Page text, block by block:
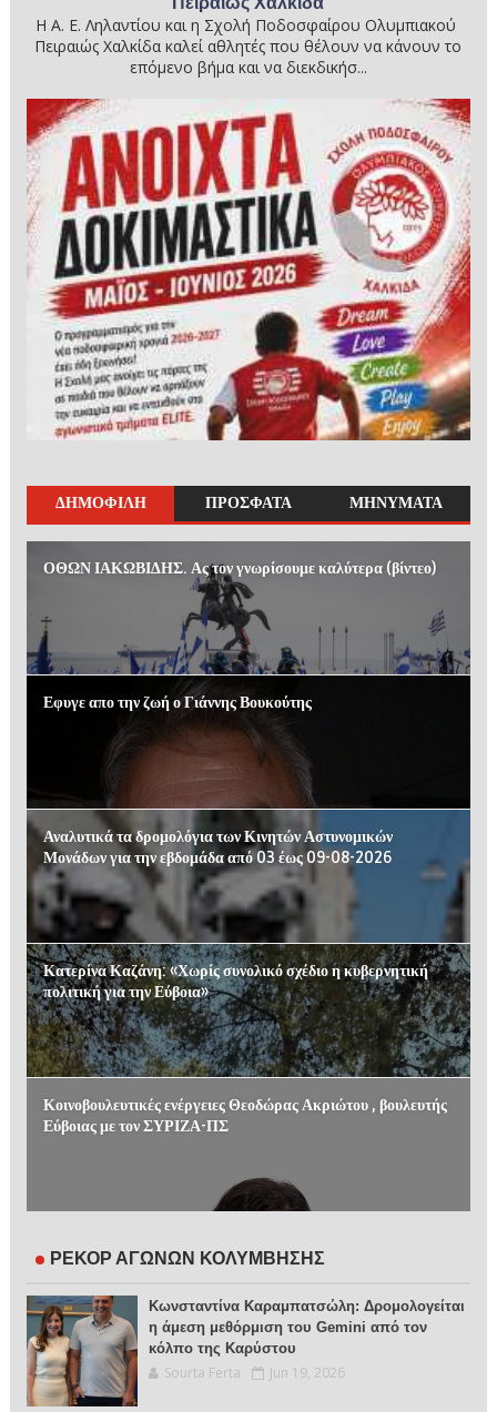
Η Α. Ε. Ληλαντίου και η Σχολή Ποδοσφαίρου Ολυμπιακού
Πειραιώς Χαλκίδα καλεί αθλητές που θέλουν να κάνουν το
επόμενο βήμα και να διεκδικήσ...
ΔΗΜΟΦΙΛΗ ΠΡΟΣΦΑΤΑ ΜΗΝΥΜΑΤΑ
ΟΘΩΝ ΙΑΚΩΒΙΔΗΣ. Ας τον γνωρίσουμε καλύτερα (βίντεο)
Εφυγε απο την ζωή ο Γιάννης Βουκούτης
Αναλυτικά τα δρομολόγια των Κινητών Αστυνομικών
Μονάδων για την εβδομάδα από 03 έως 09-08-2026
Κατερίνα Καζάνη: «Χωρίς συνολικό σχέδιο η κυβερνητική
πολιτική για την Εύβοια»
Κοινοβουλευτικές ενέργειες Θεοδώρας Ακριώτου , βουλευτής
Εύβοιας με τον ΣΥΡΙΖΑ-ΠΣ
ΡΕΚΟΡ ΑΓΩΝΩΝ ΚΟΛΥΜΒΗΣΗΣ
Κωνσταντίνα Καραμπατσώλη: Δρομολογείται
η άμεση μεθόρμιση του Gemini από τον
κόλπο της Καρύστου
Sourta Ferta Jun 19, 2026